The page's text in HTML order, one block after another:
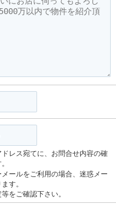
レス宛てに、お問合せ内容の確
ールをご利用の場合、迷惑メー
す。
をご確認下さい。